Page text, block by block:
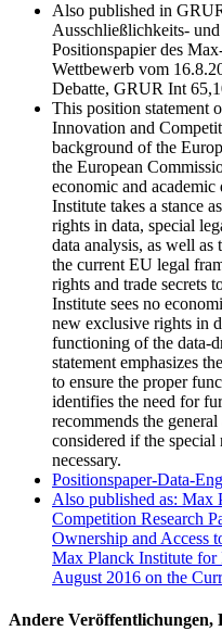
Also published in
Ausschließlichkeits-
Positionspapier des
Wettbewerb vom
Debatte, GRUR Int
This position statement
Innovation and
background of the
the European
economic and academic
Institute takes a stance
rights in data, special
data analysis, as well
the current EU legal
rights and trade secrets
Institute sees no
new exclusive rights in
functioning of the data-
statement emphasizes
to ensure the proper
identifies the need for
recommends the
considered if the special
necessary.
Positionspaper-Data-
Also published as:
Competition Research
Ownership and Access
Max Planck Institute
August 2016 on the
Andere Veröffentlichungen,